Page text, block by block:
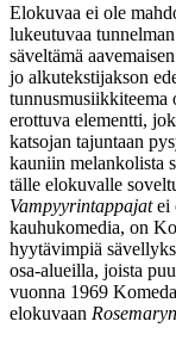
Elokuvaa ei ole
lukeutuvaa
säveltämä
jo alkutekstijakson
tunnusmusiikkiteema
erottuva elementti,
katsojan tajuntaan
kauniin melankolista
tälle elokuvalle
Vampyyrintappajatei
kauhukomedia, on
hyytävimpiä
osa‑alueilla, joista
vuonna 1969
elokuvaan